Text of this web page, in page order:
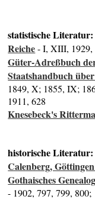
statistische
Reiche- I, XIII, 1929,
Güter-Adreßbuch
Staatshandbuch
1849, X; 1855, IX;
1911, 628
Knesebeck's
historische
Calenberg,
Gothaisches
- 1902, 797, 799, 800;